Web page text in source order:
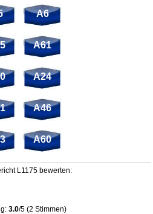
A6
A61
A24
A46
A60
L1175 bewerten:
3.0/5 (2 Stimmen)